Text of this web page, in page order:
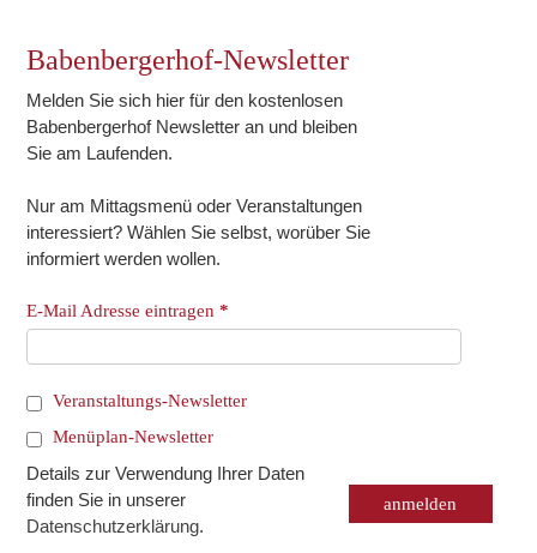
Babenbergerhof-Newsletter
Melden Sie sich hier für den kostenlosen
Babenbergerhof Newsletter an und bleiben
Sie am Laufenden.
Nur am Mittagsmenü oder Veranstaltungen
interessiert? Wählen Sie selbst, worüber Sie
informiert werden wollen.
E-Mail Adresse eintragen*
Veranstaltungs-Newsletter
Menüplan-Newsletter
Details zur Verwendung Ihrer Daten
finden Sie in unserer
Datenschutzerklärung.